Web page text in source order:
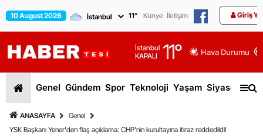
10 August 2026 11° Künye İletişim Giriş
İstanbul
KAPALI
11° Hava Durumu
Genel Gündem Spor Teknoloji Yaşam Siyaset
ANASAYFA
Genel
YSK Başkanı Yener'den flaş açıklama: CHP'nin kurultayına itiraz reddedildi!